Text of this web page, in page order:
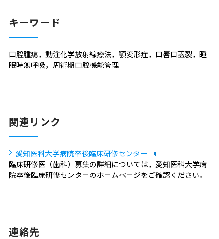
キーワード
口腔腫瘍，動注化学放射線療法，顎変形症，口唇口蓋裂，睡
眠時無呼吸，周術期口腔機能管理
関連リンク
愛知医科大学病院卒後臨床研修センター
臨床研修医（歯科）募集の詳細については，愛知医科大学病
院卒後臨床研修センターのホームページをご確認ください。
連絡先